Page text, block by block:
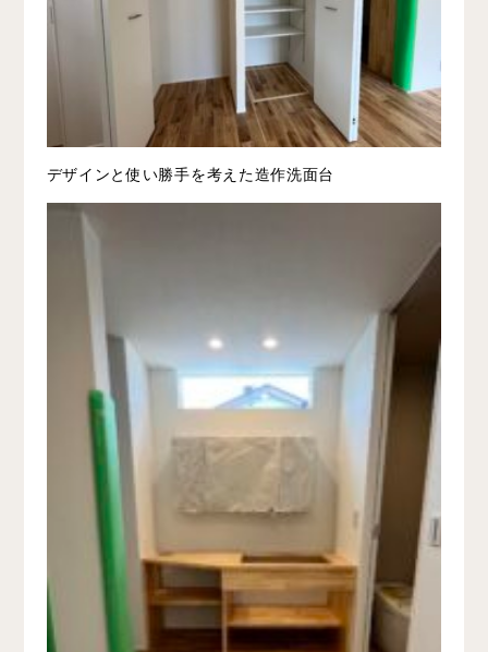
デザインと使い勝手を考えた造作洗面台